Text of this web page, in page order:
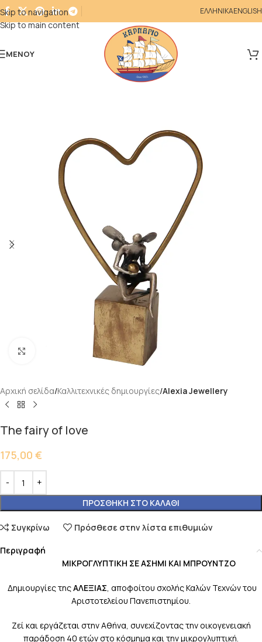
Skip to navigation
Skip to main content
ΕΛΛΗΝΙΚΑENGLISH
ΜΕΝΟΎ
Κάντε κλικ για μεγέθυνση
Αρχική σελίδα Καλλιτεχνικές δημιουργίες Alexia Jewellery
The fairy of love
175,00 €
ΠΡΟΣΘΉΚΗ ΣΤΟ ΚΑΛΆΘΙ
Συγκρίνω Πρόσθεσε στην λίστα επιθυμιών
Περιγραφή
ΜΙΚΡΟΓΛΥΠΤΙΚΗ ΣΕ ΑΣΗΜΙ ΚΑΙ ΜΠΡΟΥΝΤΖΟ
Δημιουργίες τηςΑΛΕΞΙΑΣ, αποφοίτου σχολής Καλών Τεχνών του
Αριστοτελείου Πανεπιστημίου.
Ζεί και εργάζεται στην Αθήνα, συνεχίζοντας την οικογενειακή
παράδοση 40 ετών στο κόσμημα και την μικρογλυπτική.